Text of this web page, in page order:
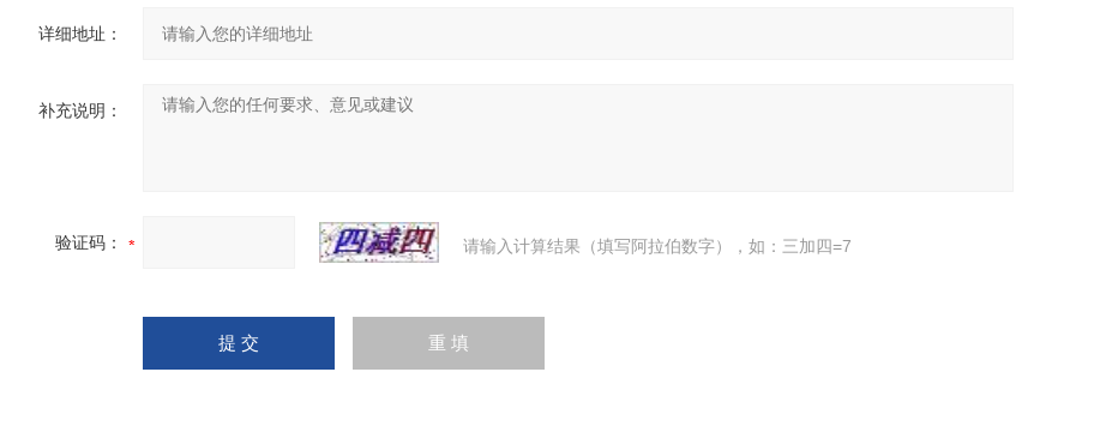
详细地址：
补充说明：
验证码： 请输入计算结果（填写阿拉伯数字），如：三加四=7